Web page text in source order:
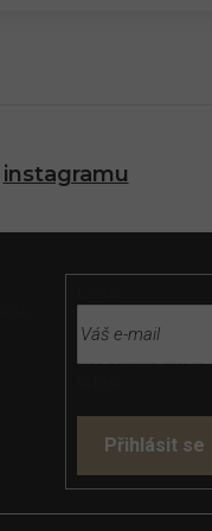
instagramu
Vložením e-
Přihlásit se